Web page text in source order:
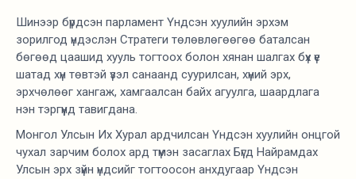
Шинээр бүрдсэн парламент Үндсэн хуулийн эрхэм
зорилгод үндэслэн Стратеги төлөвлөгөөгөө баталсан
бөгөөд цаашид хууль тогтоох болон хянан шалгах бүх үе
шатад хүн төвтэй үзэл санаанд суурилсан, хүний эрх,
эрхчөлөөг хангаж, хамгаалсан байх агуулга, шаардлага
нэн тэргүүнд тавигдана.
Монгол Улсын Их Хурал ардчилсан Үндсэн хуулийн онцгой
чухал зарчим болох ард түмэн засаглах Бүгд Найрамдах
Улсын эрх зүйн үндсийг тогтоосон анхдугаар Үндсэн